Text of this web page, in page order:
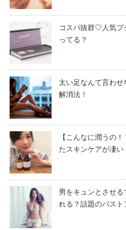
コスパ抜群♡人気プ
ってる？
太い足なんて言わせ
解消法！
【こんなに潤うの
たスキンケアが凄い
男をキュンとさせ
れる？話題のバスト